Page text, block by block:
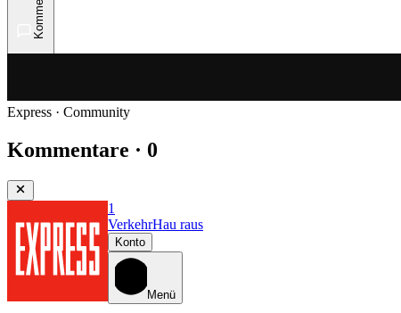
Express · Community
Kommentare · 0
1
VerkehrHau raus
Konto
Menü